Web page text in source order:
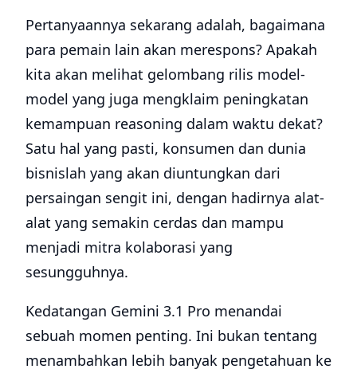
Pertanyaannya sekarang adalah, bagaimana
para pemain lain akan merespons? Apakah
kita akan melihat gelombang rilis model-
model yang juga mengklaim peningkatan
kemampuan reasoning dalam waktu dekat?
Satu hal yang pasti, konsumen dan dunia
bisnislah yang akan diuntungkan dari
persaingan sengit ini, dengan hadirnya alat-
alat yang semakin cerdas dan mampu
menjadi mitra kolaborasi yang
sesungguhnya.
Kedatangan Gemini 3.1 Pro menandai
sebuah momen penting. Ini bukan tentang
menambahkan lebih banyak pengetahuan ke